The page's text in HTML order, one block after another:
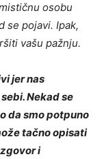
osobu
se pojavi. Ipak,
vašu pažnju.
jer nas
Nekad se
da smo potpuno
tačno opisati
i